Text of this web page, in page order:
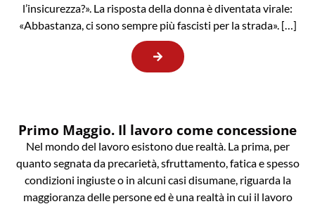
l’insicurezza?». La risposta della donna è diventata virale:
«Abbastanza, ci sono sempre più fascisti per la strada». […]
Primo Maggio. Il lavoro come concessione
Nel mondo del lavoro esistono due realtà. La prima, per
quanto segnata da precarietà, sfruttamento, fatica e spesso
condizioni ingiuste o in alcuni casi disumane, riguarda la
maggioranza delle persone ed è una realtà in cui il lavoro